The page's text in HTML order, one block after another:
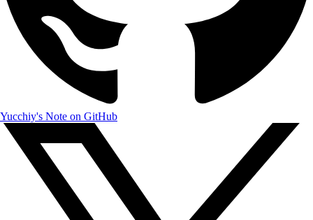
Yucchiy's Note on GitHub